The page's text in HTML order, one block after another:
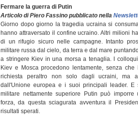
Fermare la guerra di Putin
Articolo di Piero Fassino pubblicato nella
Giorno dopo giorno la tragedia ucraina si
hanno attraversato il confine ucraino. Altri milioni
di un rifugio sicuro nelle campagne. Intanto
militare russa dal cielo, da terra e dal mare
a stringere Kiev in una morsa a tenaglia. I
Kiev e Mosca procedono lentamente, senza
richiesta peraltro non solo dagli ucraini, ma
dall'Unione europea e i suoi principali leader. E
militare nettamente superiore Putin può
forza, da questa sciagurata avventura il
risultati sperati.